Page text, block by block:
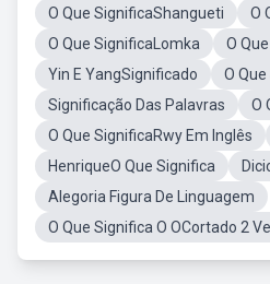
O Que SignificaShangueti
O
O Que SignificaLomka
O
Yin E YangSignificado
O
Significação Das Palavras
O
O Que SignificaRwy Em Inglês
HenriqueO Que Significa
Alegoria Figura De Linguagem
O Que Significa O OCortado 2